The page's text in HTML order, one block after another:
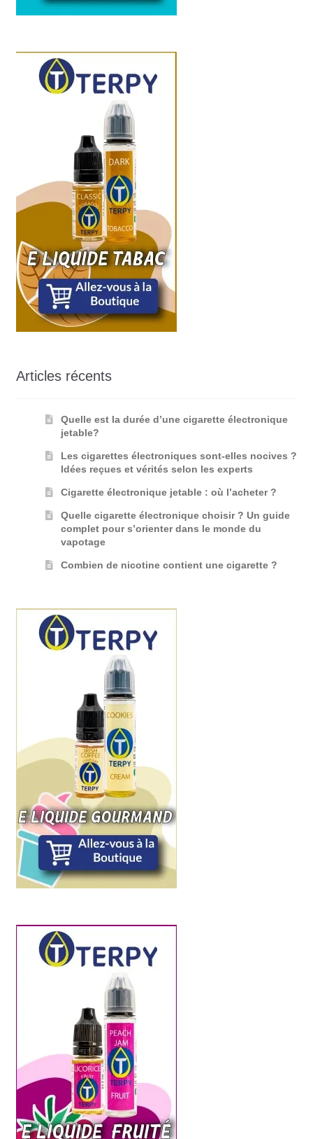
Articles récents
Quelle est la durée d’une cigarette électronique
jetable?
Les cigarettes électroniques sont-elles nocives ?
Idées reçues et vérités selon les experts
Cigarette électronique jetable : où l’acheter ?
Quelle cigarette électronique choisir ? Un guide
complet pour s’orienter dans le monde du
vapotage
Combien de nicotine contient une cigarette ?